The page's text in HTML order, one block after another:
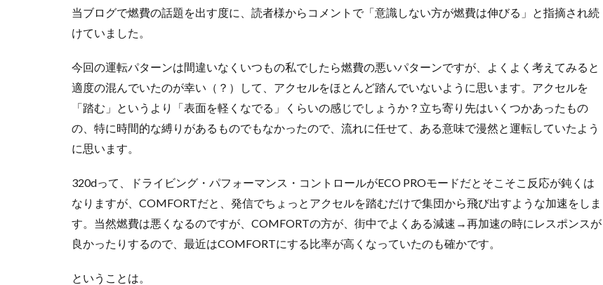
当ブログで燃費の話題を出す度に、読者様からコメントで「意識しない方が燃費は伸びる」と指摘され続
けていました。
今回の運転パターンは間違いなくいつもの私でしたら燃費の悪いパターンですが、よくよく考えてみると
適度の混んでいたのが幸い（？）して、アクセルをほとんど踏んでいないように思います。アクセルを
「踏む」というより「表面を軽くなでる」くらいの感じでしょうか？立ち寄り先はいくつかあったもの
の、特に時間的な縛りがあるものでもなかったので、流れに任せて、ある意味で漫然と運転していたよう
に思います。
320dって、ドライビング・パフォーマンス・コントロールがECO PROモードだとそこそこ反応が鈍くは
なりますが、COMFORTだと、発信でちょっとアクセルを踏むだけで集団から飛び出すような加速をしま
す。当然燃費は悪くなるのですが、COMFORTの方が、街中でよくある減速→再加速の時にレスポンスが
良かったりするので、最近はCOMFORTにする比率が高くなっていたのも確かです。
ということは。